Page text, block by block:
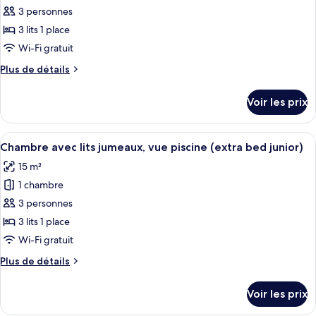
lits
jumeaux,
vue
piscine
pour
ce
type
chambre :
lits
jumeaux,
vue
piscine
(extra
bed
adult)
3 personnes
3 lits 1 place
Wi-Fi gratuit
Plus de détails
Plus
le
type
de
Chambre
avec
lits
jumeaux,
vue
piscine
(extra
bed
Voir les prix
Afficher
toutes
les
photos
pour
ce
type
chambre :
Un balcon offrant une vue sur une
4
Chambre avec lits jumeaux, vue piscine (extra bed junior)
15 m²
1 chambre
3 personnes
3 lits 1 place
Wi-Fi gratuit
Plus de détails
Plus
le
Voir les prix